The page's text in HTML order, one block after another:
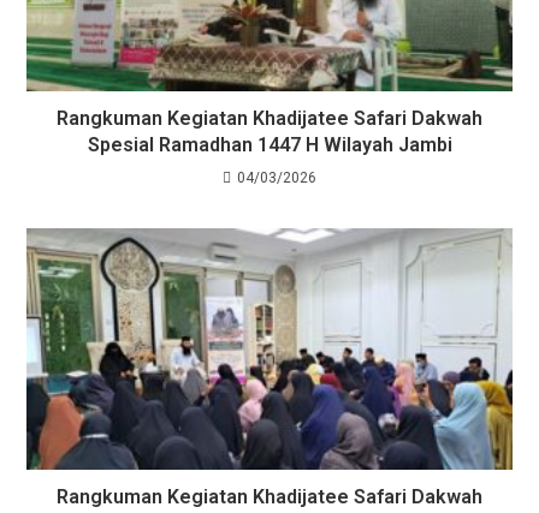
Rangkuman Kegiatan Khadijatee Safari Dakwah
Spesial Ramadhan 1447 H Wilayah Jambi
04/03/2026
Rangkuman Kegiatan Khadijatee Safari Dakwah